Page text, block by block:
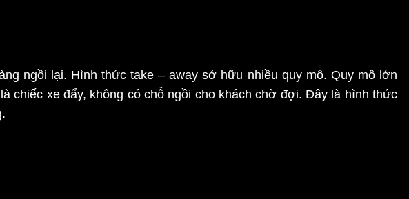
ngồi lại. Hình thức take – away sở hữu nhiều quy mô. Quy mô lớn
chiếc xe đẩy, không có chỗ ngồi cho khách chờ đợi. Đây là hình thức